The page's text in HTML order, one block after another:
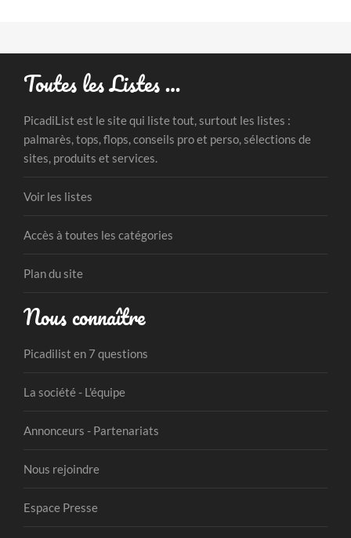
Toutes les Listes …
PicadiList est le site qui liste tout, surtout les listes :
palmarès, tops, flops, conseils pro et perso, sélections de
sites, produits et services.
Voir les listes
Accès à toutes les catégories
Plan du site
Nous connaître
Picadilist en 7 questions
La société - L'équipe
Annonceurs - Partenariats
Nous rejoindre
Espace Presse